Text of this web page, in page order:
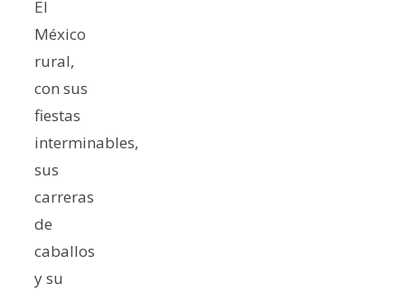
El
México
rural,
con sus
fiestas
interminables,
sus
carreras
de
caballos
y su